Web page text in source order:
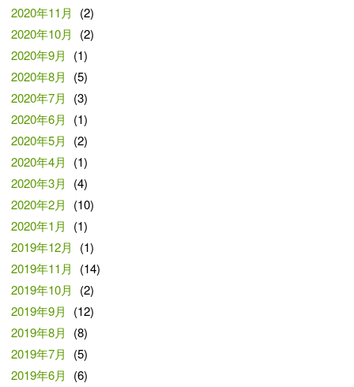
2020年11月
(2)
2020年10月
(2)
2020年9月
(1)
2020年8月
(5)
2020年7月
(3)
2020年6月
(1)
2020年5月
(2)
2020年4月
(1)
2020年3月
(4)
2020年2月
(10)
2020年1月
(1)
2019年12月
(1)
2019年11月
(14)
2019年10月
(2)
2019年9月
(12)
2019年8月
(8)
2019年7月
(5)
2019年6月
(6)